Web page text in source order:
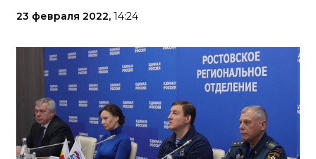
23 февраля 2022, 14:24